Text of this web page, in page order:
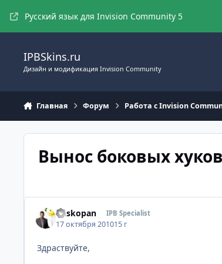
Русский язык для Invision Community 5
IPBSkins.ru
Дизайн и модификация Invision Community
Главная Форум Работа с Invision
Вынос боковых
Buskopan IPB Specialist
17 октября 201015 г
Здраствуйте,